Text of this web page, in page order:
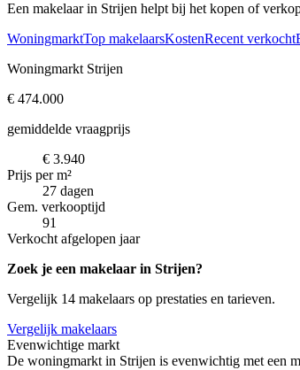
Een makelaar in Strijen helpt bij het kopen of
WoningmarktTop makelaarsKostenRecent verkocht
Woningmarkt Strijen
€ 474.000
gemiddelde vraagprijs
€ 3.940
Prijs per m²
27 dagen
Gem. verkooptijd
91
Verkocht afgelopen jaar
Zoek je een makelaar in Strijen?
Vergelijk 14 makelaars op prestaties en tarieven.
Vergelijk makelaars
Evenwichtige markt
De woningmarkt in Strijen is evenwichtig met een